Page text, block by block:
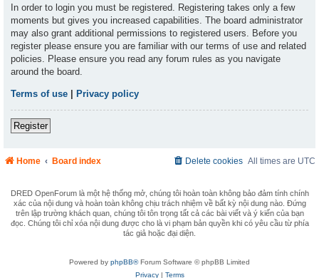
In order to login you must be registered. Registering takes only a few
moments but gives you increased capabilities. The board administrator
may also grant additional permissions to registered users. Before you
register please ensure you are familiar with our terms of use and related
policies. Please ensure you read any forum rules as you navigate
around the board.
Terms of use Privacy policy
Register
Home Board index All times are UTC
Delete cookies
DRED OpenForum là một hệ thống mở, chúng tôi hoàn toàn không bảo đảm tính chính
xác của nội dung và hoàn toàn không chịu trách nhiệm về bất kỳ nội dung nào. Đứng
trên lập trường khách quan, chúng tôi tôn trọng tất cả các bài viết và ý kiến của bạn
đọc. Chúng tôi chỉ xóa nội dung được cho là vi phạm bản quyền khi có yêu cầu từ phía
tác giả hoặc đại diện.
Powered by phpBB®Forum Software © phpBB Limited
Privacy| Terms